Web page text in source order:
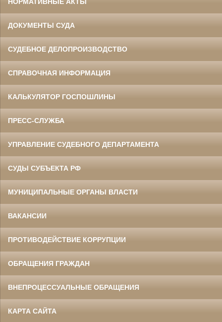
ДОКУМЕНТЫ СУДА
СУДЕБНОЕ ДЕЛОПРОИЗВОДСТВО
СПРАВОЧНАЯ ИНФОРМАЦИЯ
КАЛЬКУЛЯТОР ГОСПОШЛИНЫ
ПРЕСС-СЛУЖБА
УПРАВЛЕНИЕ СУДЕБНОГО ДЕПАРТАМЕНТА
СУДЫ СУБЪЕКТА РФ
МУНИЦИПАЛЬНЫЕ ОРГАНЫ ВЛАСТИ
ВАКАНСИИ
ПРОТИВОДЕЙСТВИЕ КОРРУПЦИИ
ОБРАЩЕНИЯ ГРАЖДАН
ВНЕПРОЦЕССУАЛЬНЫЕ ОБРАЩЕНИЯ
КАРТА САЙТА